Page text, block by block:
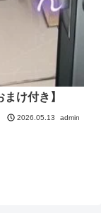
け付き】
2026.05.13 admin